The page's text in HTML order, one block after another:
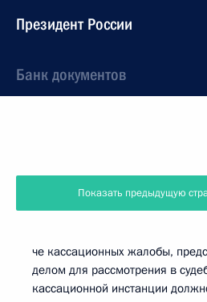
Президент России
Банк документов
Показать предыдущую
че кассационных жалобы,
делом для рассмотрения в
кассационной инстанции